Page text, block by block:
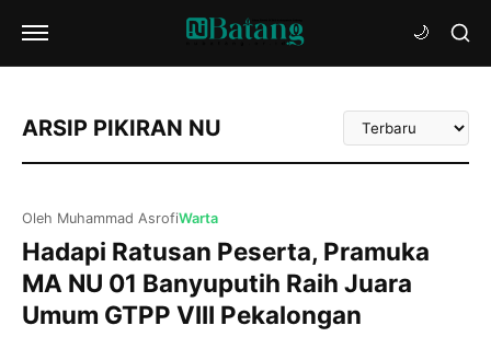
ARSIP PIKIRAN NU
Urutkan
Artikel
Oleh Muhammad AsrofiWarta
Hadapi Ratusan Peserta, Pramuka
MA NU 01 Banyuputih Raih Juara
Umum GTPP VIII Pekalongan